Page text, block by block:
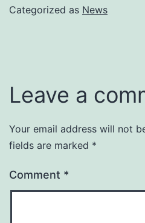
Categorized as News
Leave a
Your email address will not
fields are marked *
Comment *